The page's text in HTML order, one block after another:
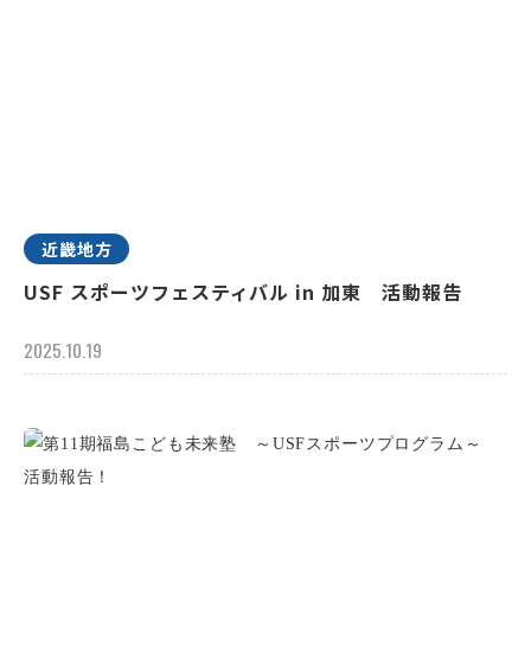
近畿地方
USF スポーツフェスティバル in 加東 活動報告
2025.10.19